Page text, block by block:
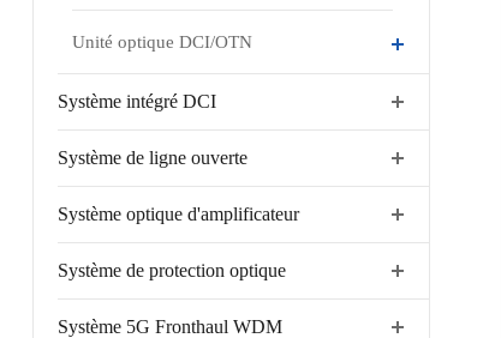
Unité optique DCI/OTN
Système intégré DCI
Système de ligne ouverte
Système optique d'amplificateur
Système de protection optique
Système 5G Fronthaul WDM